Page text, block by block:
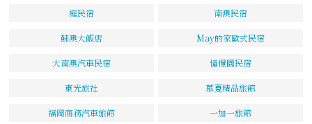
庭民宿 南澳民宿
蘇澳大飯店 May的家歐式民宿
大南澳汽車民宿 憧憬園民宿
東光旅社 慕夏精品旅館
福岡商務汽車旅館 一加一旅館